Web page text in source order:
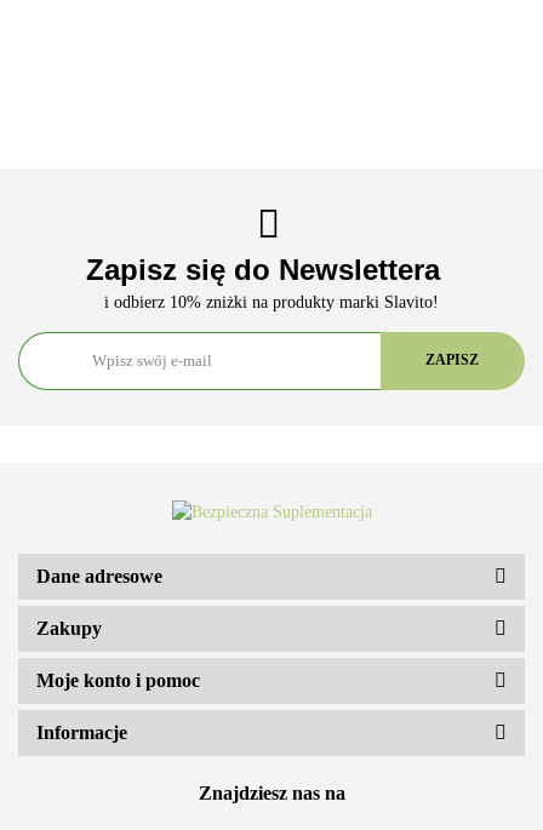
ARS VITAE NATURA Sp. z o.o.
Zapisz się do Newslettera
i odbierz 10% zniżki na produkty marki Slavito!
Dane adresowe
Zakupy
Moje konto i pomoc
Informacje
Znajdziesz nas na